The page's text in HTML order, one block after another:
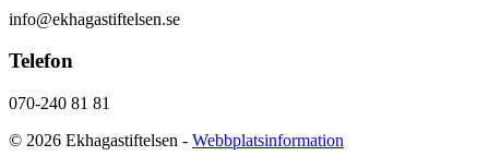
info@ekhagastiftelsen.se
Telefon
070-240 81 81
© 2026 Ekhagastiftelsen - Webbplatsinformation